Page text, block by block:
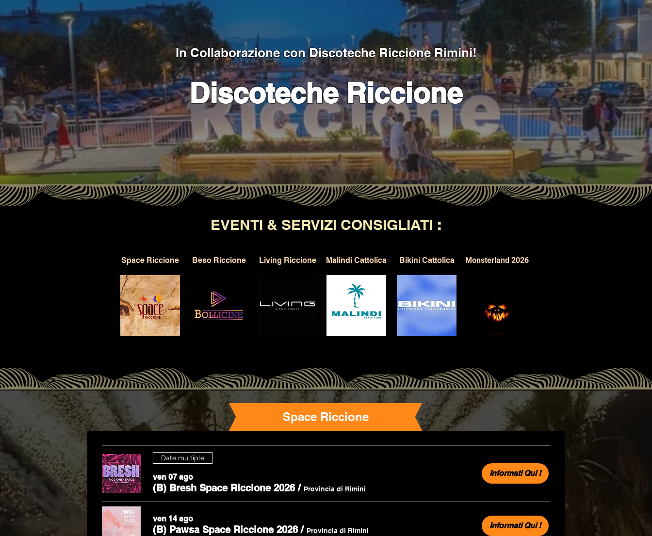
In Collaborazione conDiscoteche Riccione Rimini!
Discoteche Riccione
EVENTI & SERVIZI CONSIGLIATI :
Space Riccione Beso Riccione Living Riccione Malindi Cattolica Bikini Cattolica Monsterland 2026
Space Riccione
Date multiple
ven 07 ago
(B) Bresh Space Riccione 2026 / Provincia di Rimini
Informati Qui !
ven 14 ago
(B) Pawsa Space Riccione 2026 / Provincia di Rimini
Informati Qui !